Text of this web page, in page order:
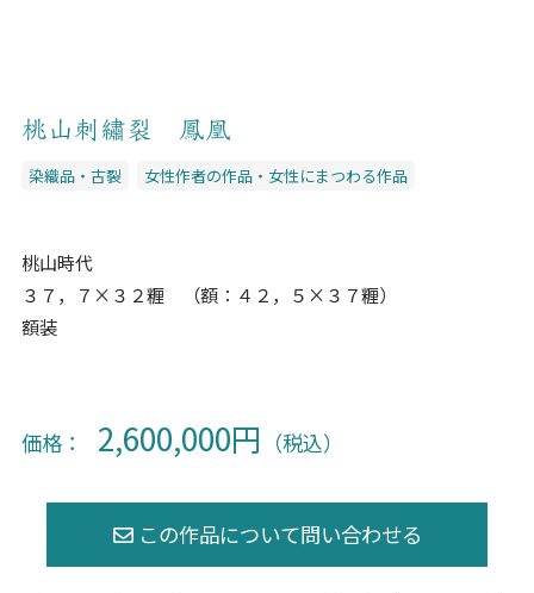
桃山刺繡裂 鳳凰
染織品・古裂 女性作者の作品・女性にまつわる作品
桃山時代
３７，７×３２糎 （額：４２，５×３７糎）
額装
価格： 2,600,000円 （税込）